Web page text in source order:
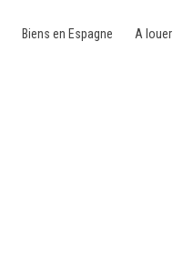
Biens en Espagne A louer